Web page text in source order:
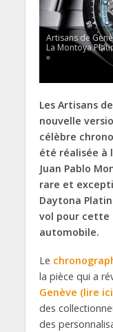
Artisans de
La Montoya
»
Les Artisans
nouvelle
célèbre
été réalisée à
Juan Pablo
rare et
Daytona
vol pour cette
automobile.
Le
la pièce qui a
Genève (lire
des
des